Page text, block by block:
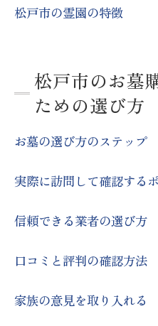
インターネット
現地見学の重要性
比較サイトの活用
専門業者の利用
松戸市でお墓購入を
費用と予算
松戸市の霊園の特徴
松戸市のお墓
ための選び方
お墓の選び方のステップ
実際に訪問して確認する
信頼できる業者の選び方
口コミと評判の確認方法
家族の意見を取り入れる